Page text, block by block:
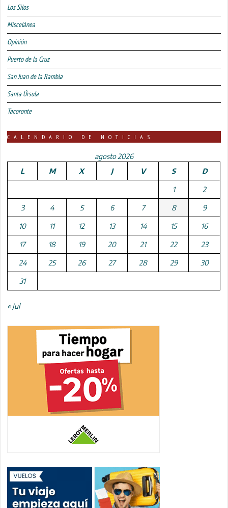
Los Silos
Miscelánea
Opinión
Puerto de la Cruz
San Juan de la Rambla
Santa Úrsula
Tacoronte
CALENDARIO DE NOTICIAS
agosto 2026
L
M X J V S D
1 2
3 4 5 6 7 8 9
10 11 12 13 14 15 16
17 18 19 20 21 22 23
24 25 26 27 28 29 30
31
« Jul